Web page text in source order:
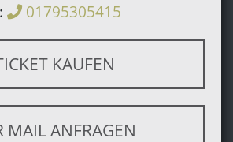
01795305415
KAUFEN
MAIL ANFRAGEN